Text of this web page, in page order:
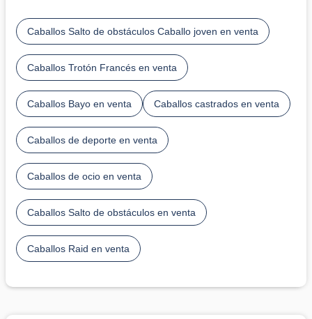
Caballos Salto de obstáculos Caballo joven en venta
Caballos Trotón Francés en venta
Caballos Bayo en venta Caballos castrados en venta
Caballos de deporte en venta
Caballos de ocio en venta
Caballos Salto de obstáculos en venta
Caballos Raid en venta